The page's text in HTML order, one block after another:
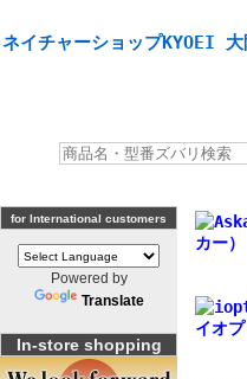
ネイチャーショップKYOEI
for International customers
Powered by
Translate
In-store shopping